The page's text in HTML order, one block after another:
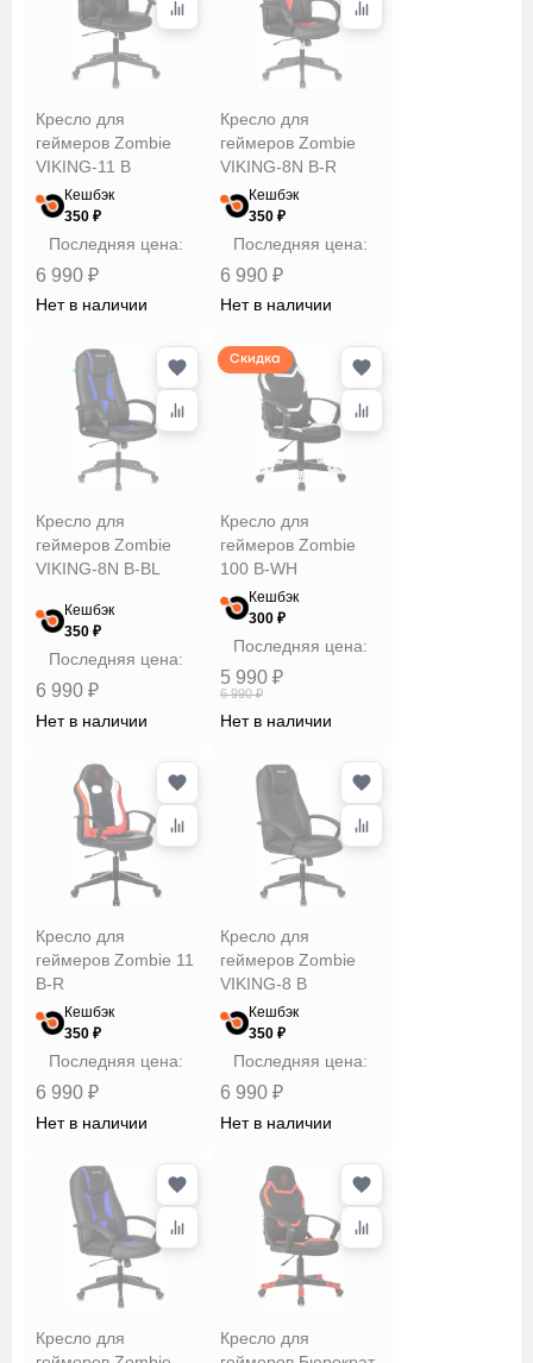
Кресло для
геймеров Zombie
VIKING-11 B
Кешбэк
350 ₽
Последняя цена:
6 990 ₽
Нет в наличии
Кресло для
геймеров Zombie
VIKING-8N B-R
Кешбэк
350 ₽
Последняя цена:
6 990 ₽
Нет в наличии
Кресло для
геймеров Zombie
VIKING-8N B-BL
Кешбэк
350 ₽
Последняя цена:
6 990 ₽
Нет в наличии
Скидка
Кресло для
геймеров Zombie
100 B-WH
Кешбэк
300 ₽
Последняя цена:
5 990 ₽
6 990 ₽
Нет в наличии
Кресло для
геймеров Zombie 11
B-R
Кешбэк
350 ₽
Последняя цена:
6 990 ₽
Нет в наличии
Кресло для
геймеров Zombie
VIKING-8 B
Кешбэк
350 ₽
Последняя цена:
6 990 ₽
Нет в наличии
Кресло для
Кресло для